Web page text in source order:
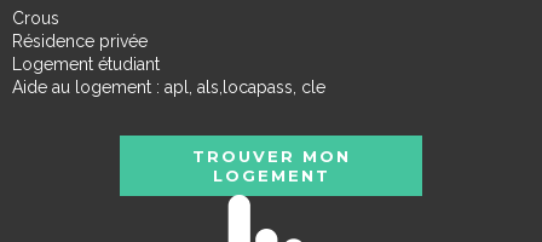
Crous
Résidence privée
Logement étudiant
Aide au logement : apl, als,locapass, cle
TROUVER MON
LOGEMENT